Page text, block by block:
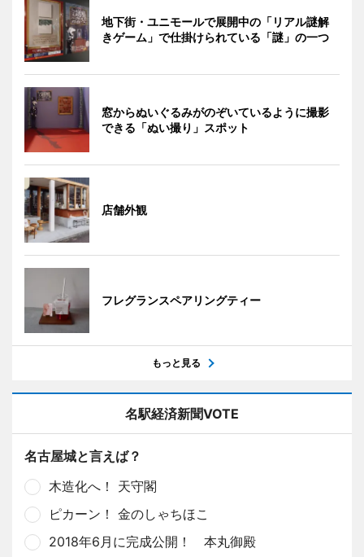
地下街・ユニモールで展開中の「リアル謎解
きゲーム」で仕掛けられている「謎」の一つ
窓からぬいぐるみがのぞいているように撮影
できる「ぬい撮り」スポット
店舗外観
フレグランスペアリングティー
もっと見る
名駅経済新聞VOTE
名古屋城と言えば？
木造化へ！ 天守閣
ピカーン！ 金のしゃちほこ
2018年6月に完成公開！ 本丸御殿